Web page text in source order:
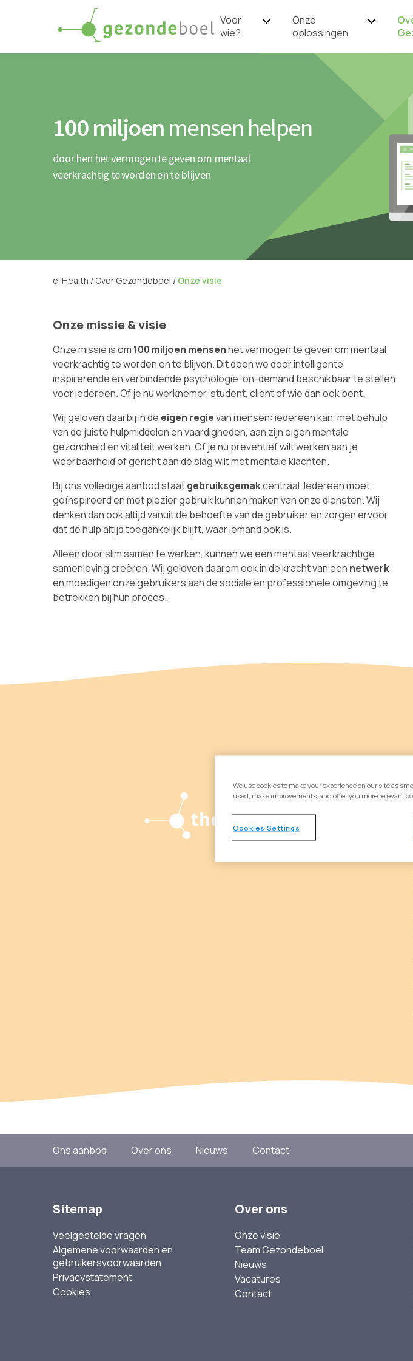
Voor
wie?
Onze
oplossingen
100 miljoen mensen helpen
door hen het vermogen te geven om mentaal
veerkrachtig te worden en te blijven
e-Health / Over Gezondeboel / Onze visie
Onze missie & visie
Onze missie is om 100 miljoen mensenhet vermogen te geven om mentaal
veerkrachtig te worden en te blijven. Dit doen we door intelligente,
inspirerende en verbindende psychologie-on-demand beschikbaar te stellen
voor iedereen. Of je nu werknemer, student, cliënt of wie dan ook bent.
Wij geloven daarbij in de eigen regievan mensen: iedereen kan, met behulp
van de juiste hulpmiddelen en vaardigheden, aan zijn eigen mentale
gezondheid en vitaliteit werken. Of je nu preventief wilt werken aan je
weerbaarheid of gericht aan de slag wilt met mentale klachten.
Bij ons volledige aanbod staatgebruiksgemakcentraal. Iedereen moet
geïnspireerd en met plezier gebruik kunnen maken van onze diensten. Wij
denken dan ook altijd vanuit de behoefte van de gebruiker en zorgen ervoor
dat de hulp altijd toegankelijk blijft, waar iemand ook is.
Alleen door slim samen te werken, kunnen we een mentaal veerkrachtige
samenleving creëren. Wij geloven daarom ook in de kracht van een netwerk
en moedigen onze gebruikers aan de sociale en professionele omgeving te
betrekken bij hun proces.
Ons aanbod Over ons Nieuws Contact
Sitemap
Veelgestelde vragen
Algemene voorwaarden en
gebruikersvoorwaarden
Privacystatement
Cookies
Over ons
Onze visie
Team Gezondeboel
Nieuws
Vacatures
Contact
We use cookies to make your experience on our site as
used, make improvements, and offer you more relevant
Cookies Settings